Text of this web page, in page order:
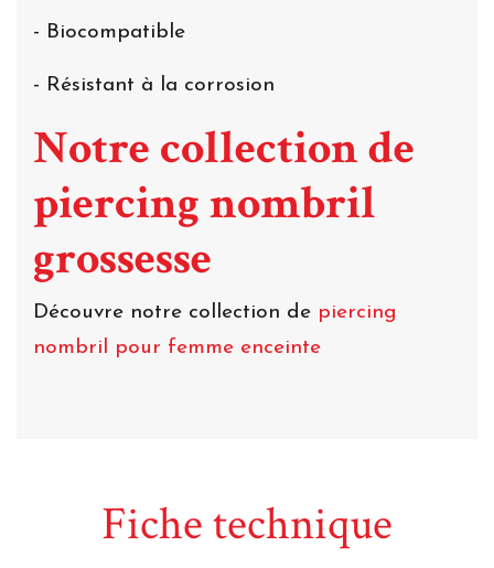
- Biocompatible
- Résistant à la corrosion
Notre collection de
piercing nombril
grossesse
Découvre notre collection de piercing
nombril pour femme enceinte
Fiche technique